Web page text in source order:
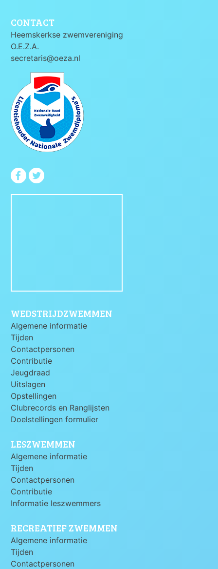
CONTACT
Heemskerkse zwemvereniging
O.E.Z.A.
secretaris@oeza.nl
WEDSTRIJDZWEMMEN
Algemene informatie
Tijden
Contactpersonen
Contributie
Jeugdraad
Uitslagen
Opstellingen
Clubrecords en Ranglijsten
Doelstellingen formulier
LESZWEMMEN
Algemene informatie
Tijden
Contactpersonen
Contributie
Informatie leszwemmers
RECREATIEF ZWEMMEN
Algemene informatie
Tijden
Contactpersonen